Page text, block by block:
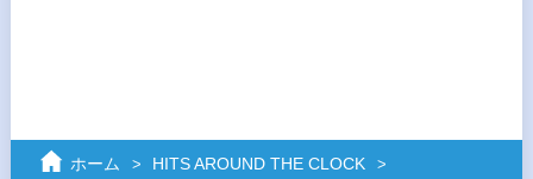
ホーム HITS AROUND THE CLOCK